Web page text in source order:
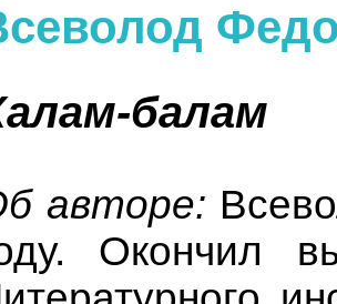
балам
авторе:
Окончил